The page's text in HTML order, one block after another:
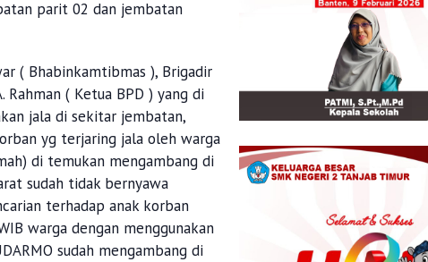
parit 02 dan jembatan
( Bhabinkamtibmas ), Brigadir
Rahman ( Ketua BPD ) yang di
jala di sekitar jembatan,
yg terjaring jala oleh warga
di temukan mengambang di
sudah tidak bernyawa
terhadap anak korban
warga dengan menggunakan
sudah mengambang di